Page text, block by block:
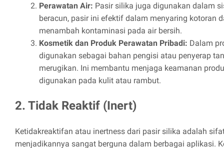
Perawatan Air: Pasir silika juga digunakan dalam
beracun, pasir ini efektif dalam menyaring kotoran
menambah kontaminasi pada air bersih.
Kosmetik dan Produk Perawatan Pribadi: Dalam
digunakan sebagai bahan pengisi atau penyerap
merugikan. Ini membantu menjaga keamanan
digunakan pada kulit atau rambut.
2. Tidak Reaktif (Inert)
Ketidakreaktifan atau inertness dari pasir silika adalah
menjadikannya sangat berguna dalam berbagai aplikasi.